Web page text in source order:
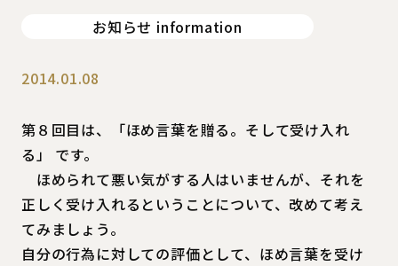
お知らせ information
2014.01.08
第８回目は、「ほめ言葉を贈る。そして受け入れ
る」 です。
ほめられて悪い気がする人はいませんが、それを
正しく受け入れるということについて、改めて考え
てみましょう。
自分の行為に対しての評価として、ほめ言葉を受け